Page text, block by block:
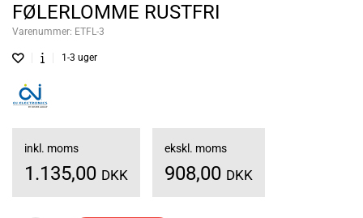
FØLERLOMME RUSTFRI
Varenummer: ETFL-3
1-3 uger
inkl. moms
1.135,00 DKK
ekskl. moms
908,00 DKK